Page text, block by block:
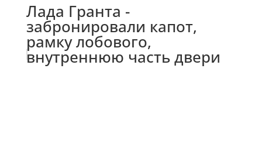
Лада Гранта -
забронировали капот,
рамку лобового,
внутреннюю часть двери